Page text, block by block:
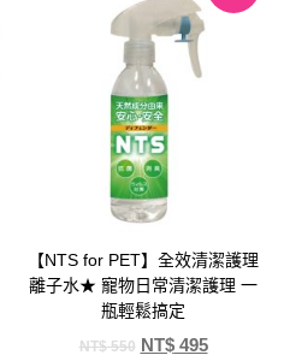
【NTS for PET】全效清潔護理
離子水★ 寵物日常清潔護理 一
瓶輕鬆搞定
NT$550 NT$495